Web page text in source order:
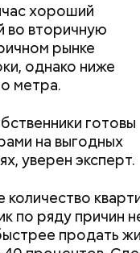
хороший
во вторичную
рынке
однако ниже
метра.
готовы
на выгодных
уверен эксперт.
по ряду причин
продать
и не двигаться;
махать руками;
молнию